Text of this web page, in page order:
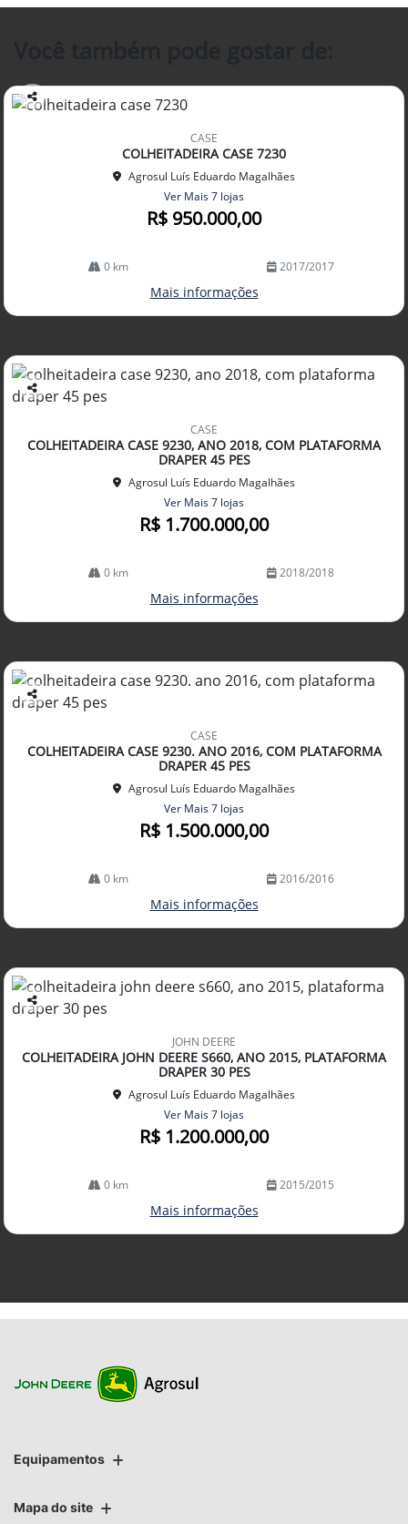
Co
CASE
COLHEITADEIRA CASE 7230
Agrosul Luís Eduardo Magalhães
Ver Mais 7 lojas
R$ 950.000,00
0 km 2017/2017
Mais informações
Co
arti
lhe
CASE
COLHEITADEIRA CASE 9230, ANO 2018, COM PLATAFORMA
DRAPER 45 PES
Agrosul Luís Eduardo Magalhães
Ver Mais 7 lojas
R$ 1.700.000,00
0 km 2018/2018
Mais informações
Co
arti
lhe
CASE
COLHEITADEIRA CASE 9230. ANO 2016, COM PLATAFORMA
DRAPER 45 PES
Agrosul Luís Eduardo Magalhães
Ver Mais 7 lojas
R$ 1.500.000,00
0 km 2016/2016
Mais informações
Co
arti
lhe
JOHN DEERE
COLHEITADEIRA JOHN DEERE S660, ANO 2015, PLATAFORMA
DRAPER 30 PES
Agrosul Luís Eduardo Magalhães
Ver Mais 7 lojas
R$ 1.200.000,00
0 km 2015/2015
Mais informações
Equipamentos
Mapa do site